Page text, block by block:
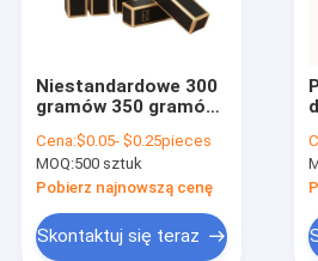
Niestandardowe 300
gramów 350 gramów
bezpośredni
odwrotny Tuck
papierowy pudełko
Tuck Top
prostokątny sztylet
ustne perfumy
Cena:$0.05- $0.25pieces
MOQ:500 sztuk
Pobierz najnowszą cenę
Skontaktuj się teraz